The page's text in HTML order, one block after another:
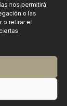
nos permitirá
o las
o retirar el
(Cádiz)